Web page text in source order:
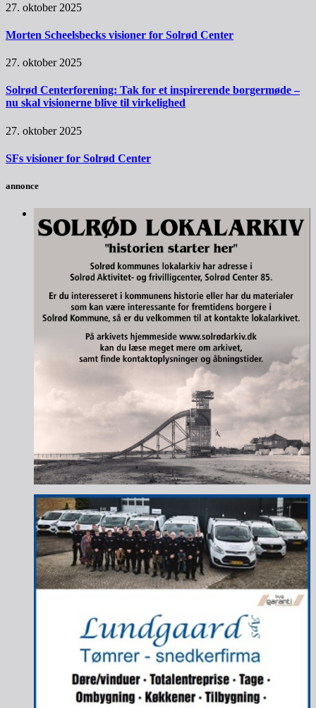
27. oktober 2025
Morten Scheelsbecks visioner for Solrød Center
27. oktober 2025
Solrød Centerforening: Tak for et inspirerende borgermøde –
nu skal visionerne blive til virkelighed
27. oktober 2025
SFs visioner for Solrød Center
annonce